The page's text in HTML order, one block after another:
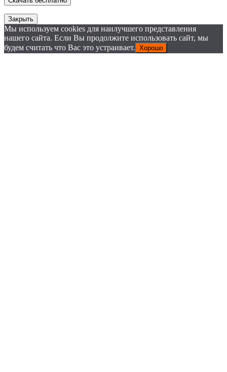
Закрыть
Мы используем cookies для наилучшего представления
нашего сайта. Если Вы продолжите использовать сайт, мы
будем считать что Вас это устраивает. Хорошо